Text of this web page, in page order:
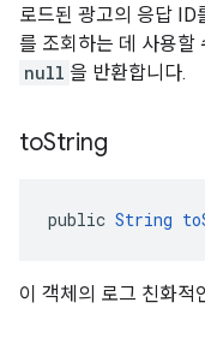
로드된 광고의 응답 ID
를 조회하는 데 사용할
null 을 반환합니다.
toString
public String
이 객체의 로그 친화적